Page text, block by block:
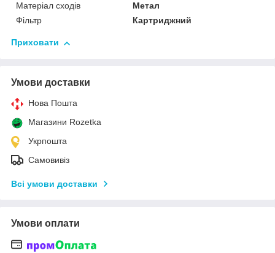
Матеріал сходів
Метал
Фільтр
Картриджний
Приховати
Умови доставки
Нова Пошта
Магазини Rozetka
Укрпошта
Самовивіз
Всі умови доставки
Умови оплати